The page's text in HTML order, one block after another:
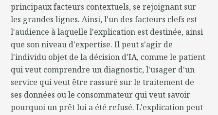
principaux facteurs contextuels, se rejoignant sur
les grandes lignes. Ainsi, l'un des facteurs clefs est
l'audience à laquelle l'explication est destinée, ainsi
que son niveau d'expertise. Il peut s'agir de
l'individu objet de la décision d'IA, comme le patient
qui veut comprendre un diagnostic, l'usager d'un
service qui veut être rassuré sur le traitement de
ses données ou le consommateur qui veut savoir
pourquoi un prêt lui a été refusé. L'explication peut